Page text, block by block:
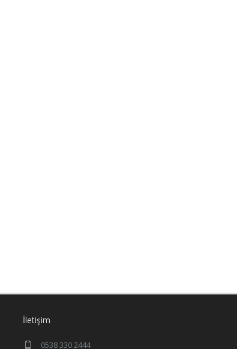
İletişim
0538 330 2444